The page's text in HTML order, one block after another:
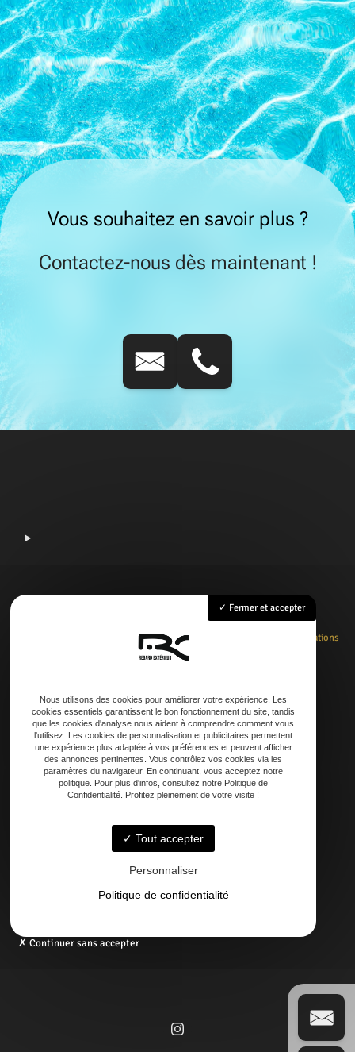
Vous souhaitez en savoir plus ?
Contactez-nous dès maintenant !
EntretienDépannage
Nos réalisations
Contact
Adresse
21 AVENUE DE LAOUADIE, 40600 Biscarrosse
Téléphone
05 58 09 57 45
Email
contact@regardexterbisca.fr
Fermer et accepter
Nous utilisons des cookies pour améliorer votre expérience. Les
cookies essentiels garantissent le bon fonctionnement du site, tandis
que les cookies d'analyse nous aident à comprendre comment vous
l'utilisez. Les cookies de personnalisation et publicitaires permettent
une expérience plus adaptée à vos préférences et peuvent afficher
des annonces pertinentes. Vous contrôlez vos cookies via les
paramètres du navigateur. En continuant, vous acceptez notre
politique. Pour plus d'infos, consultez notre Politique de
Confidentialité. Profitez pleinement de votre visite !
Tout accepter
Personnaliser
Politique de confidentialité
Continuer sans accepter